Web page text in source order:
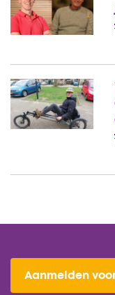
Aanmelden